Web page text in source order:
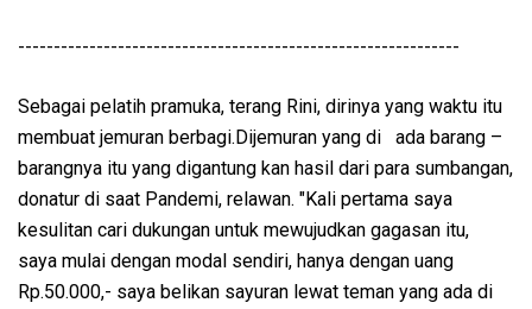
--------------------------------------------------------------
Sebagai pelatih pramuka, terang Rini, dirinya yang waktu itu
membuat jemuran berbagi.Dijemuran yang di ada barang –
barangnya itu yang digantung kan hasil dari para sumbangan,
donatur di saat Pandemi, relawan. "Kali pertama saya
kesulitan cari dukungan untuk mewujudkan gagasan itu,
saya mulai dengan modal sendiri, hanya dengan uang
Rp.50.000,- saya belikan sayuran lewat teman yang ada di